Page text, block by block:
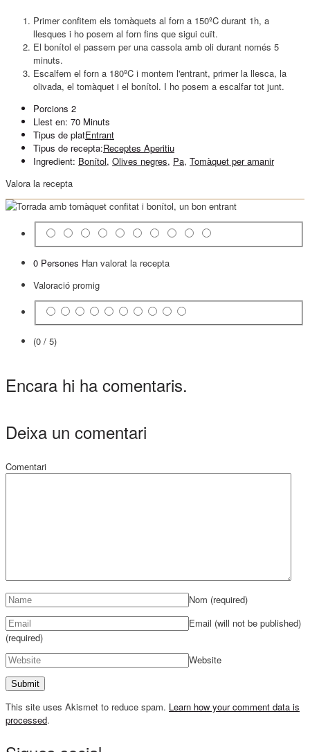
Primer confitem els tomàquets al forn a 150ºC durant 1h, a
llesques i ho posem al forn fins que sigui cuït.
El bonítol el passem per una cassola amb oli durant només 5
minuts.
Escalfem el forn a 180ºC i montem l'entrant, primer la llesca, la
olivada, el tomàquet i el bonítol. I ho posem a escalfar tot junt.
Porcions 2
Llest en: 70 Minuts
Tipus de platEntrant
Tipus de recepta:Receptes Aperitiu
Ingredient: Bonítol, Olives negres, Pa, Tomàquet per amanir
Valora la recepta
0 Persones Han valorat la recepta
Valoració promig
(0 / 5)
Encara hi ha comentaris.
Deixa un comentari
Comentari
Nom (required)
Email (will not be published)
(required)
Website
This site uses Akismet to reduce spam. Learn how your comment data is
processed.